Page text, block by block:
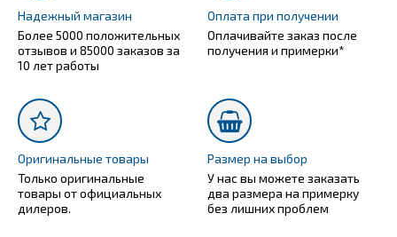
Надежный магазин
Более 5000 положительных
отзывов и 85000 заказов за
10 лет работы
Оплата при получении
Оплачивайте заказ после
получения и примерки*
Оригинальные товары
Только оригинальные
товары от официальных
дилеров.
Размер на выбор
У нас вы можете заказать
два размера на примерку
без лишних проблем